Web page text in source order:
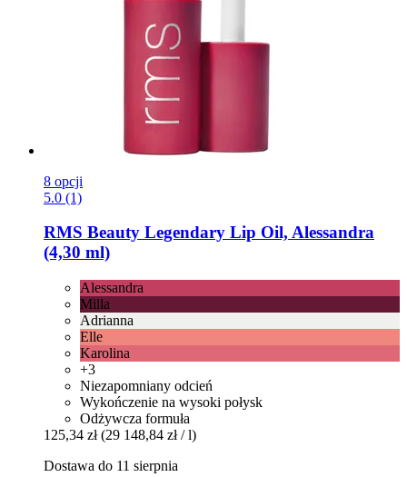
8 opcji
5.0 (1)
RMS Beauty Legendary Lip Oil, Alessandra
(4,30 ml)
Alessandra
Milla
Adrianna
Elle
Karolina
+3
Niezapomniany odcień
Wykończenie na wysoki połysk
Odżywcza formuła
125,34 zł (29 148,84 zł / l)
Dostawa do 11 sierpnia